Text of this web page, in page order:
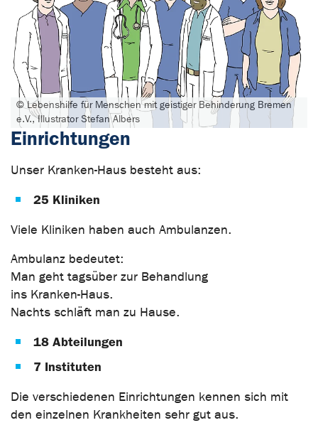
© Lebenshilfe für Menschen mit geistiger Behinderung Bremen
e.V., Illustrator Stefan Albers
Einrichtungen
Unser Kranken-Haus besteht aus:
25 Kliniken
Viele Kliniken haben auch Ambulanzen.
Ambulanz bedeutet:
Man geht tagsüber zur Behandlung
ins Kranken-Haus.
Nachts schläft man zu Hause.
18 Abteilungen
7 Instituten
Die verschiedenen Einrichtungen kennen sich mit
den einzelnen Krankheiten sehr gut aus.